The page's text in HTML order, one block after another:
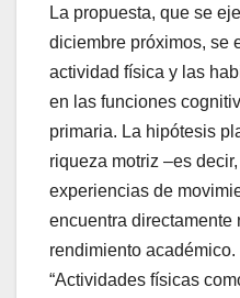
La propuesta, que se
diciembre próximos, se
actividad física y las
en las funciones
primaria. La hipótesis
riqueza motriz –es
experiencias de
encuentra
rendimiento académico.
“Actividades físicas